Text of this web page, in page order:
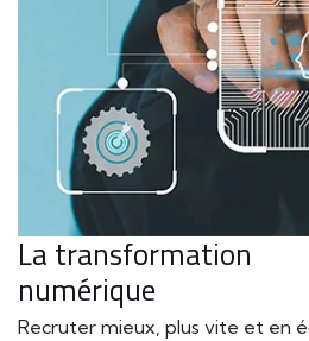
La transformation
numérique
Recruter mieux, plus vite et en